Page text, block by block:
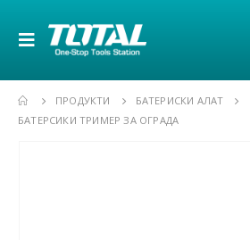
ПРОДУКТИ
БАТЕРИСКИ АЛАТ
БАТЕРСИКИ ТРИМЕР ЗА ОГРАДА